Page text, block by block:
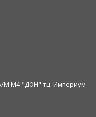
М М4-"ДОН" тц. Империум